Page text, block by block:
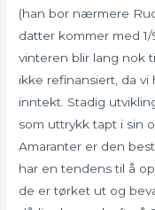
(han bor nærmere
datter kommer med
vinteren blir lang nok
ikke refinansiert, da
inntekt. Stadig
som uttrykk tapt i sin
Amaranter er den
har en tendens til å
de er tørket ut og